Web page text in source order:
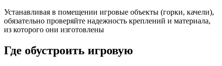
Устанавливая в помещении игровые объекты (горки, качели),
обязательно проверяйте надежность креплений и материала,
из которого они изготовлены
Где обустроить игровую